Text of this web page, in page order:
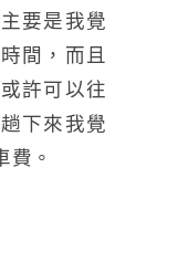
要是我覺
間，而且
許可以往
下來我覺
費。